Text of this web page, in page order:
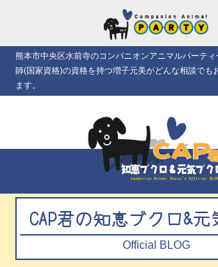
熊本市中央区水前寺のコンパニオンアニマルパーテ
師(国家資格)の資格を持つ増子元美がどんな相談でも
ます。
CAP君の知恵ブクロ&
Official BLOG